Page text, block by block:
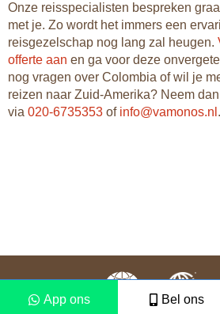
Onze reisspecialisten bespreken
met je. Zo wordt het immers een
reisgezelschap nog lang zal heugen.
offerte aan en ga voor deze
nog vragen over Colombia of wil je
reizen naar Zuid-Amerika? Neem
via 020-6735353 of info@vamonos.nl .
App ons Bel ons